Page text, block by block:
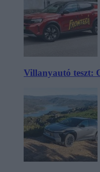
Villanyautó teszt: